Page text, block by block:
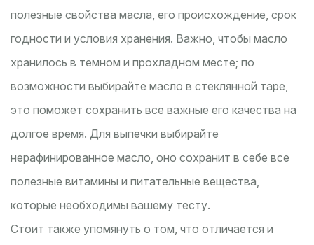
полезные свойства масла, его происхождение, срок
годности и условия хранения. Важно, чтобы масло
хранилось в темном и прохладном месте; по
возможности выбирайте масло в стеклянной таре,
это поможет сохранить все важные его качества на
долгое время. Для выпечки выбирайте
нерафинированное масло, оно сохранит в себе все
полезные витамины и питательные вещества,
которые необходимы вашему тесту.
Стоит также упомянуть о том, что отличается и